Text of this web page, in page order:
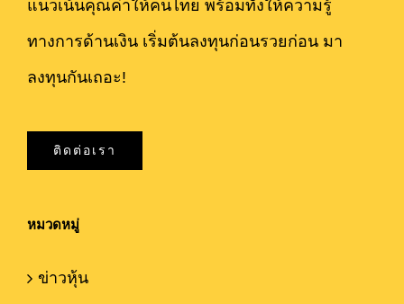
แนวเน้นคุณค่าให้คนไทย พร้อมทั้งให้ความรู้
ทางการด้านเงิน เริ่มต้นลงทุนก่อนรวยก่อน มา
ลงทุนกันเถอะ!
ติดต่อเรา
หมวดหมู่
ข่าวหุ้น